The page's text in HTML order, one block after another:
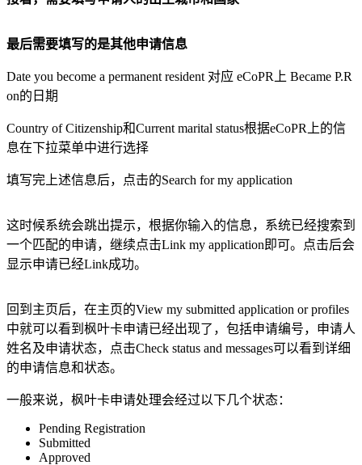
最后需要填写的是其他申请信息
Date you become a permanent resident 对应 eCoPR上 Became P.R
on的日期
Country of Citizenship和Current marital status根据eCoPR上的信
息在下拉菜单中进行选择
填写完上述信息后，点击的Search for my application
这时候系统会跳出提示，根据你输入的信息，系统已经搜索到
一个匹配的申请，继续点击Link my application即可。点击后会
显示申请已经Link成功。
回到主页后，在主页的View my submitted application or profiles
中就可以看到枫叶卡申请已经出现了，包括申请编号，申请人
姓名及申请状态，点击Check status and messages可以看到详细
的申请信息和状态。
一般来说，枫叶卡申请处理会经过以下几个状态：
Pending Registration
Submitted
Approved